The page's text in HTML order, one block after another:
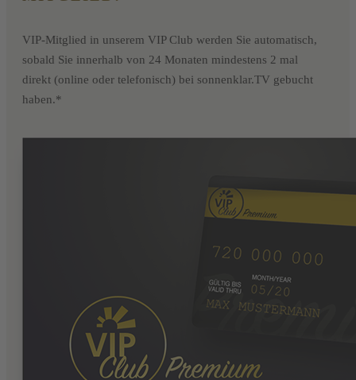
VIP-Mitglied in unserem VIP Club werden Sie automatisch,
sobald Sie innerhalb von 24 Monaten mindestens 2 mal
direkt (online oder telefonisch) bei sonnenklar.TV gebucht
haben.*